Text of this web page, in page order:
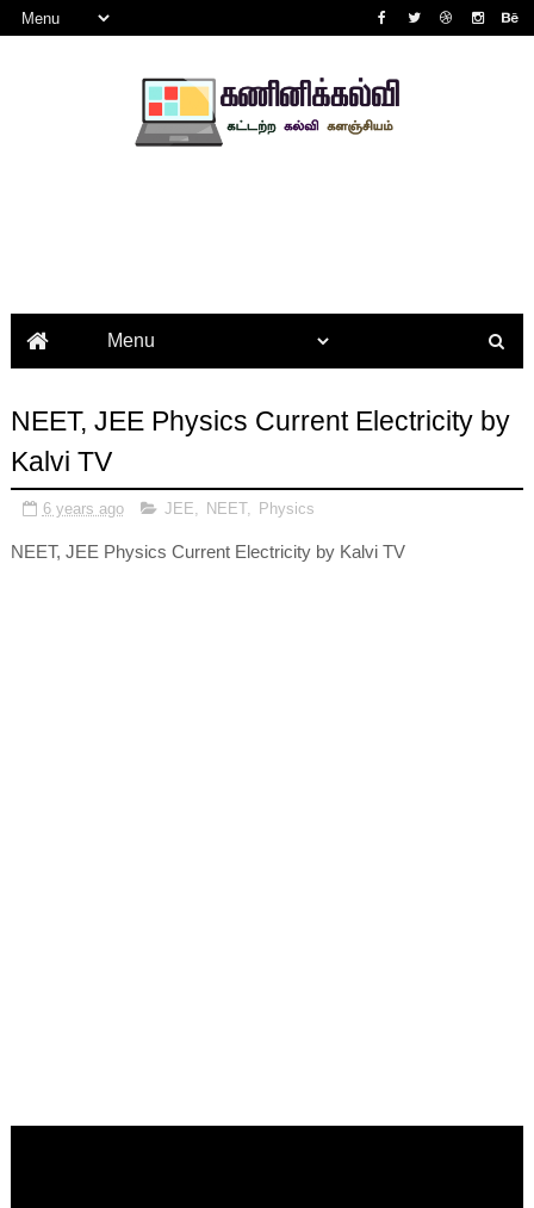
NEET, JEE Physics Current Electricity by
Kalvi TV
6 years ago JEE NEET, Physics
NEET, JEE Physics Current Electricity by Kalvi TV